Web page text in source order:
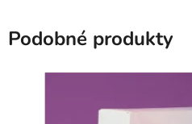
Podobné produkty